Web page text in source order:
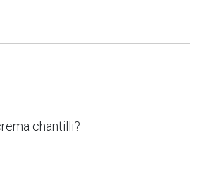
chantilli?